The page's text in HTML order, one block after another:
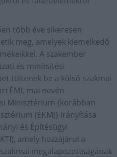
több éve sikeresen
meg, amelyek kiemelkedő
A szakember
és minősítési
töltenek be a külső szakmai
ÉMI, mai nevén
Minisztérium {korábban
(ÉKM)} irányítása
és Építésügyi
amely hozzájárul a
megalapozottságának